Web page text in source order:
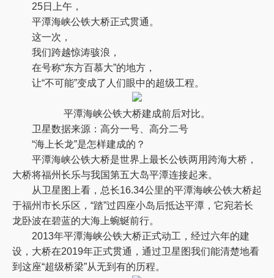
25日上午，
平潭海峡公铁大桥正式贯通。
这一次，
我们跨越惊涛骇浪，
在号称“东方百慕大”的地方，
让“不可能”变成了人们眼中的超级工程。
平潭海峡公铁大桥建成前后对比。
卫星数据来源：高分一号、高分二号
“海上长龙”是怎样建成的？
平潭海峡公铁大桥是世界上最长公铁两用跨海大桥，
大桥将福州长乐与我国第五大岛平潭连接起来。
从卫星图上看，总长16.34公里的平潭海峡公铁大桥起
于福州市长乐区，“踏”过四座小岛后抵达平潭，它宛若长
龙卧波在碧蓝的大海上蜿蜒前行。
2013年平潭海峡公铁大桥正式动工，经过六年的建
设，大桥在2019年正式贯通，通过卫星图我们能清楚地看
到这座“超级桥梁”从无到有的历程。